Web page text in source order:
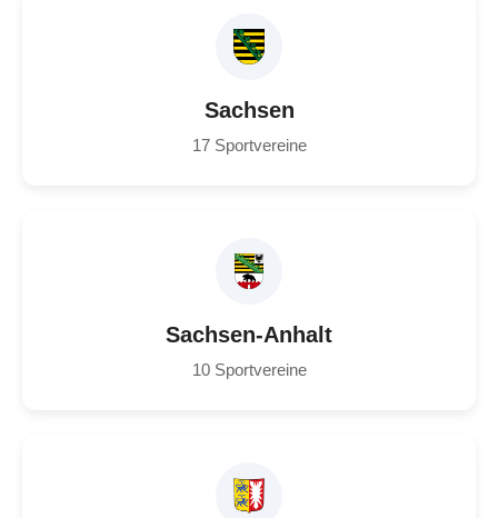
Sachsen
17 Sportvereine
Sachsen-Anhalt
10 Sportvereine